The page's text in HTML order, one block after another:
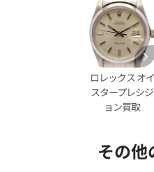
イトナ 116519 ピンク文字
ロレックス オイ
スタープレシジ
ョン買取
その他